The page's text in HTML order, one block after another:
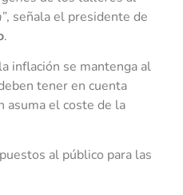
, señala el presidente de
.
inflación se mantenga al
tener en cuenta
asuma el coste de la
al público para las